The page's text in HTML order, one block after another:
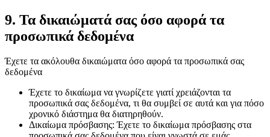
9. Τα δικαιώματά σας όσο αφορά τα
προσωπικά δεδομένα
Έχετε τα ακόλουθα δικαιώματα όσο αφορά τα προσωπικά σας
δεδομένα
Έχετε το δικαίωμα να γνωρίζετε γιατί χρειάζονται τα
προσωπικά σας δεδομένα, τι θα συμβεί σε αυτά και για πόσο
χρονικό διάστημα θα διατηρηθούν.
Δικαίωμα πρόσβασης: Έχετε το δικαίωμα πρόσβασης στα